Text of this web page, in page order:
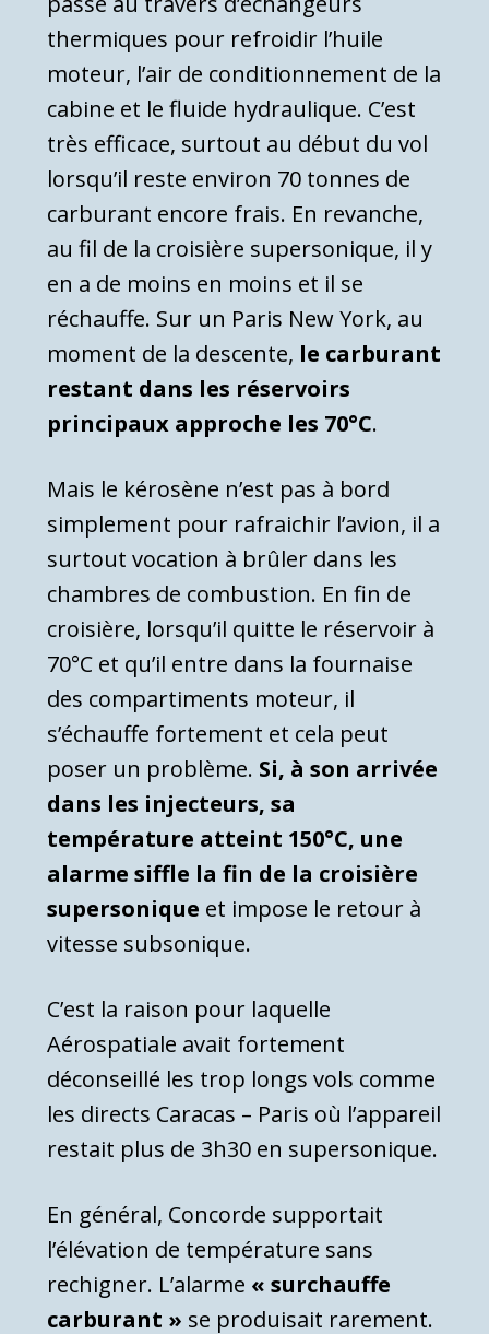
thermiques pour refroidir l’huile
moteur, l’air de conditionnement de la
cabine et le fluide hydraulique. C’est
très efficace, surtout au début du vol
lorsqu’il reste environ 70 tonnes de
carburant encore frais. En revanche,
au fil de la croisière supersonique, il y
en a de moins en moins et il se
réchauffe. Sur un Paris New York, au
moment de la descente, le carburant
restant dans les réservoirs
principaux approche les 70°C.
Mais le kérosène n’est pas à bord
simplement pour rafraichir l’avion, il a
surtout vocation à brûler dans les
chambres de combustion. En fin de
croisière, lorsqu’il quitte le réservoir à
70°C et qu’il entre dans la fournaise
des compartiments moteur, il
s’échauffe fortement et cela peut
poser un problème. Si, à son arrivée
dans les injecteurs, sa
température atteint 150°C, une
alarme siffle la fin de la croisière
supersonique et impose le retour à
vitesse subsonique.
C’est la raison pour laquelle
Aérospatiale avait fortement
déconseillé les trop longs vols comme
les directs Caracas – Paris où l’appareil
restait plus de 3h30 en supersonique.
En général, Concorde supportait
l’élévation de température sans
rechigner. L’alarme « surchauffe
carburant » se produisait rarement.